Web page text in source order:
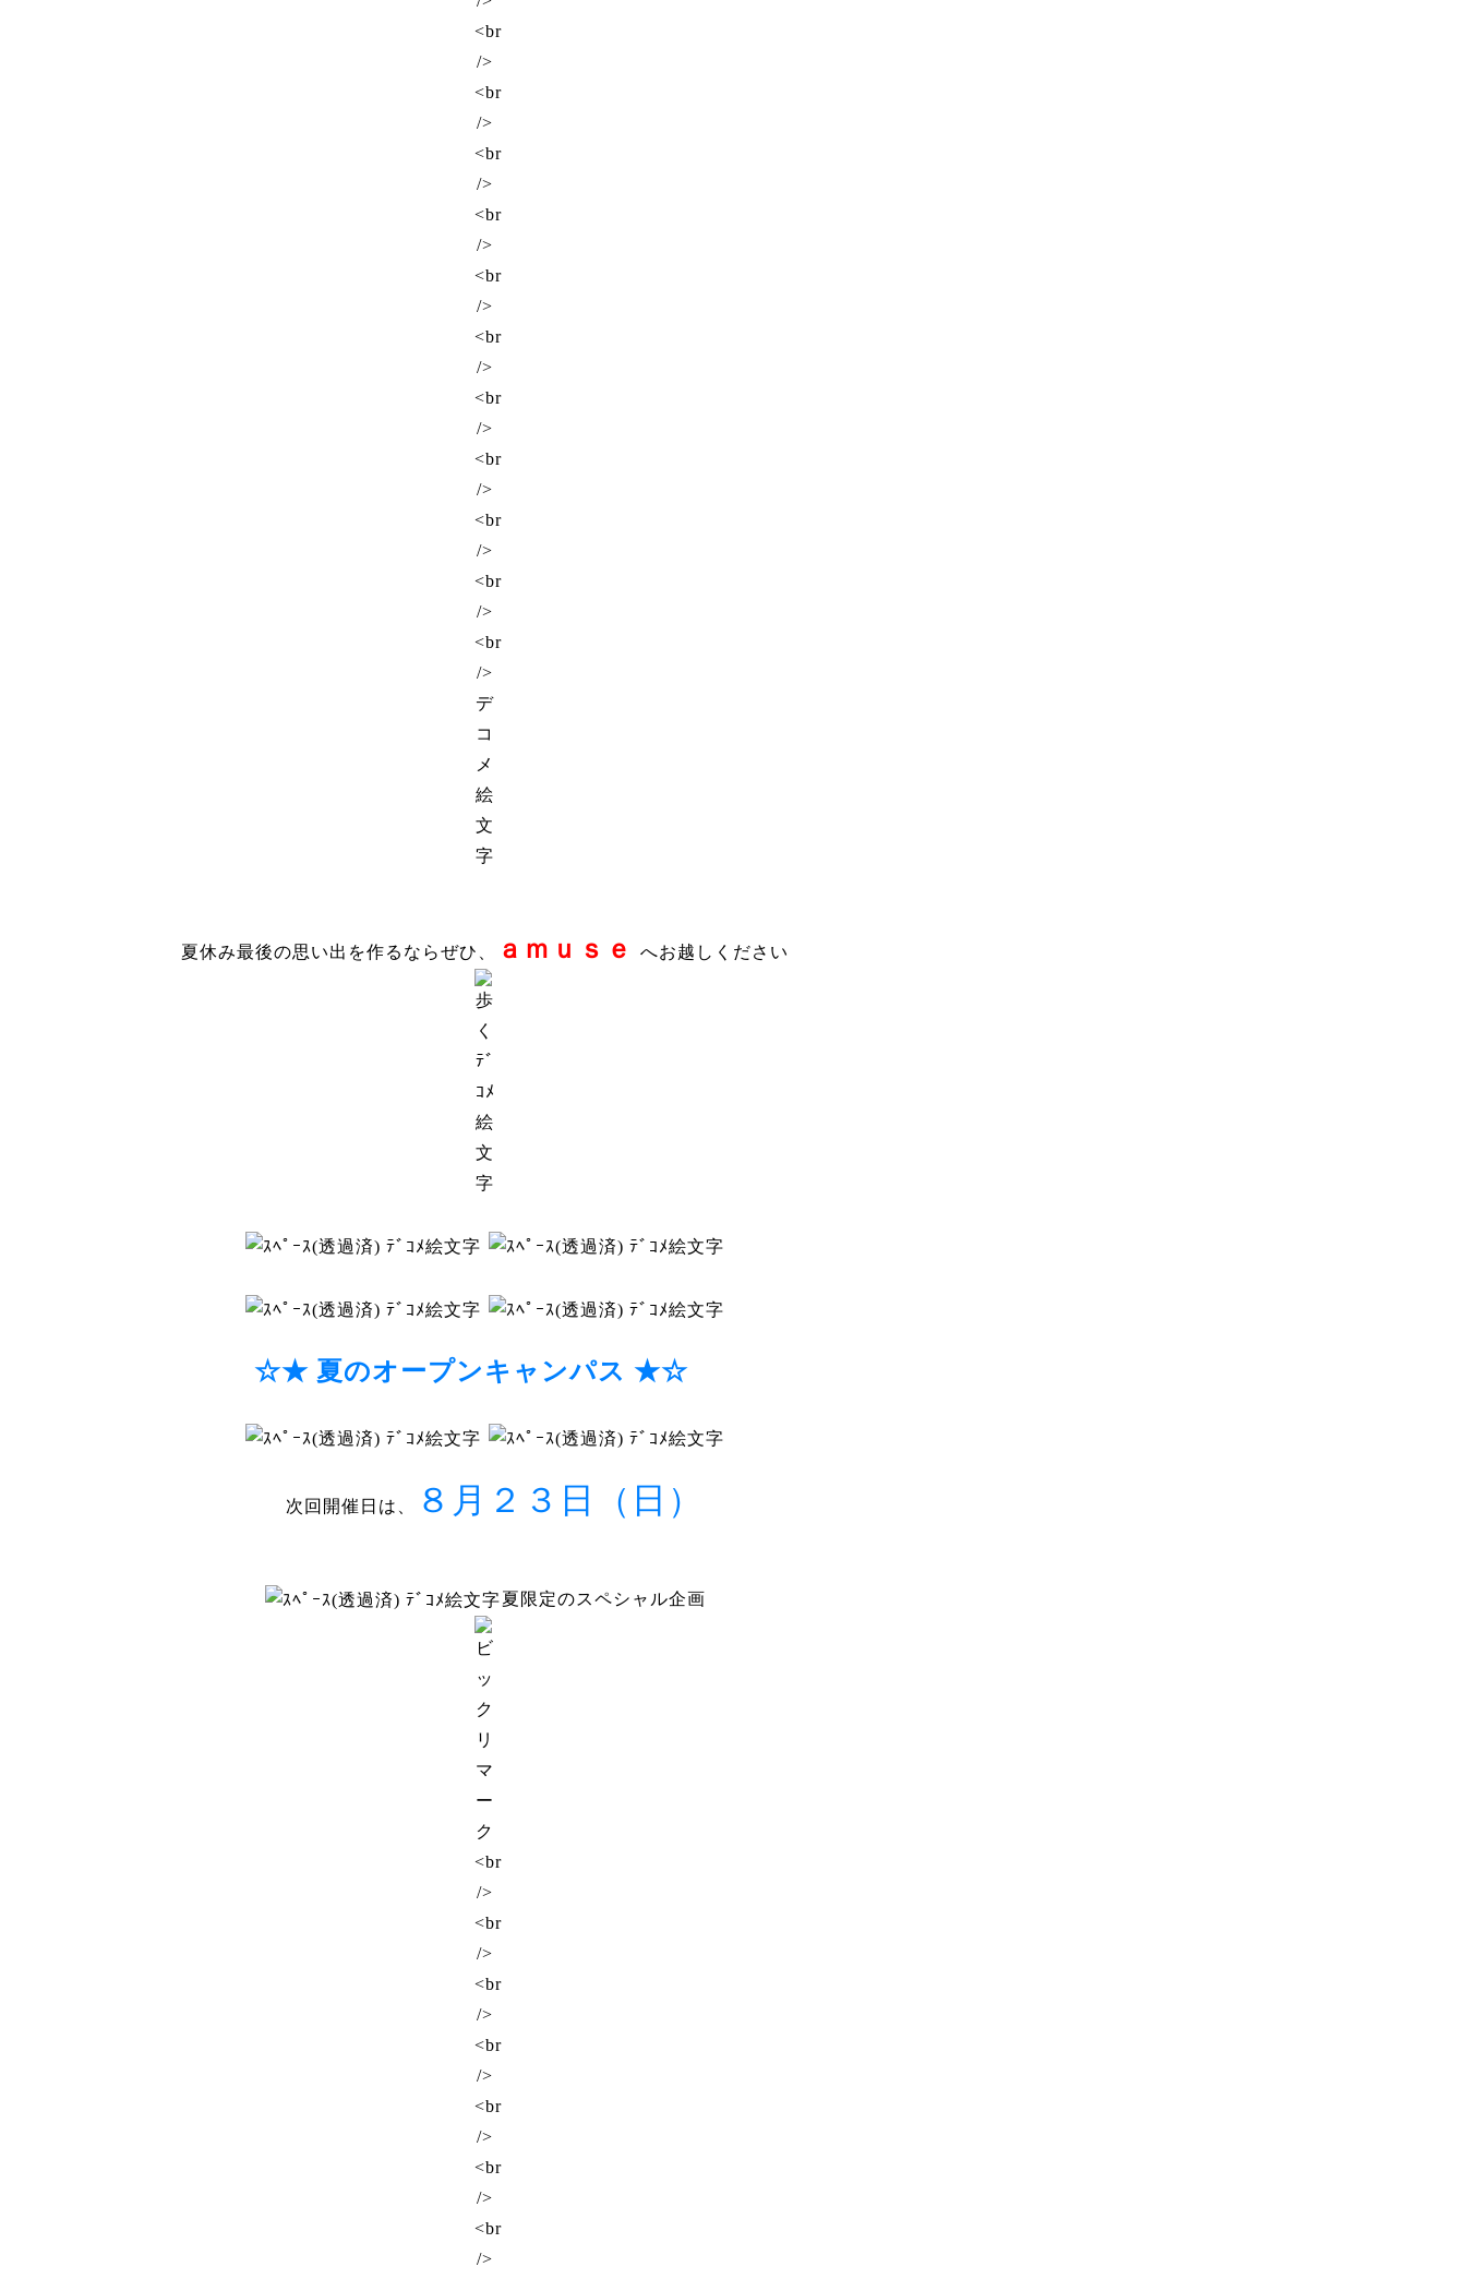
夏休み最後の思い出を作るならぜひ、 ａｍｕｓｅ へお越しください
☆★ 夏のオープンキャンパス ★☆
次回開催日は、 ８月２３日（日）
夏限定のスペシャル企画